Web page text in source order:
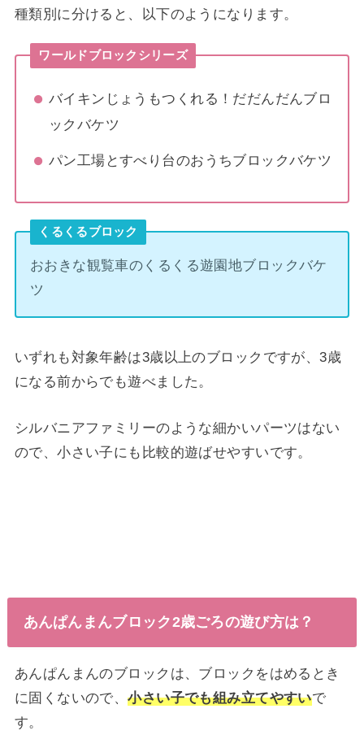
種類別に分けると、以下のようになります。
ワールドブロックシリーズ
バイキンじょうもつくれる！だだんだんブロ
ックバケツ
パン工場とすべり台のおうちブロックバケツ
くるくるブロック
おおきな観覧車のくるくる遊園地ブロックバケ
ツ
いずれも対象年齢は3歳以上のブロックですが、3歳
になる前からでも遊べました。
シルバニアファミリーのような細かいパーツはない
ので、小さい子にも比較的遊ばせやすいです。
あんぱんまんブロック2歳ごろの遊び方は？
あんぱんまんのブロックは、ブロックをはめるとき
に固くないので、小さい子でも組み立てやすいで
す。